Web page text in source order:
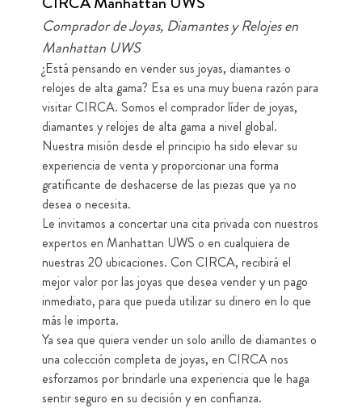
Comprador de Joyas, Diamantes y Relojes en
Manhattan UWS
¿Está pensando en vender sus joyas, diamantes o
relojes de alta gama? Esa es una muy buena razón para
visitar CIRCA. Somos el comprador líder de joyas,
diamantes y relojes de alta gama a nivel global.
Nuestra misión desde el principio ha sido elevar su
experiencia de venta y proporcionar una forma
gratificante de deshacerse de las piezas que ya no
desea o necesita.
Le invitamos a concertar una cita privada con nuestros
expertos en Manhattan UWS o en cualquiera de
nuestras 20 ubicaciones. Con CIRCA, recibirá el
mejor valor por las joyas que desea vender y un pago
inmediato, para que pueda utilizar su dinero en lo que
más le importa.
Ya sea que quiera vender un solo anillo de diamantes o
una colección completa de joyas, en CIRCA nos
esforzamos por brindarle una experiencia que le haga
sentir seguro en su decisión y en confianza.